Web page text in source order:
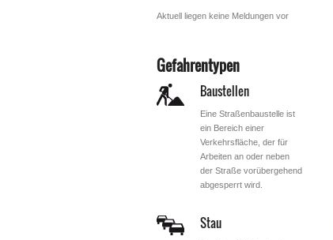
Aktuell liegen keine Meldungen vor
Gefahrentypen
Baustellen
Eine Straßenbaustelle ist
ein Bereich einer
Verkehrsfläche, der für
Arbeiten an oder neben
der Straße vorübergehend
abgesperrt wird.
Stau